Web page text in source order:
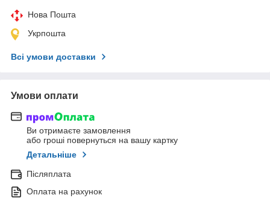
Нова Пошта
Укрпошта
Всі умови доставки
Умови оплати
Ви отримаєте замовлення
або гроші повернуться на вашу картку
Детальніше
Післяплата
Оплата на рахунок